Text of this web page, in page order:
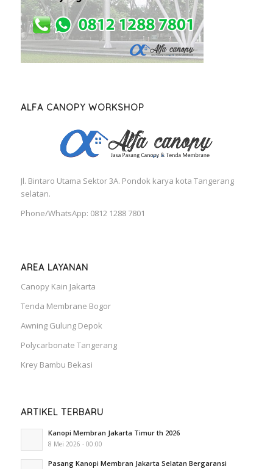
ALFA CANOPY WORKSHOP
Jl. Bintaro Utama Sektor 3A. Pondok karya kota Tangerang
selatan.
Phone/WhatsApp: 0812 1288 7801
AREA LAYANAN
Canopy Kain Jakarta
Tenda Membrane Bogor
Awning Gulung Depok
Polycarbonate Tangerang
Krey Bambu Bekasi
ARTIKEL TERBARU
Kanopi Membran Jakarta Timur th 2026
8 Mei 2026 - 00:00
Pasang Kanopi Membran Jakarta Selatan Bergaransi